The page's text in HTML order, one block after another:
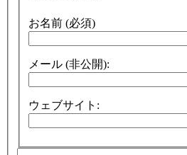
お名前 (必須)
メール (非公開):
ウェブサイト: